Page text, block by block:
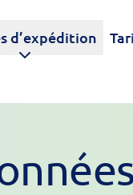
d’expédition